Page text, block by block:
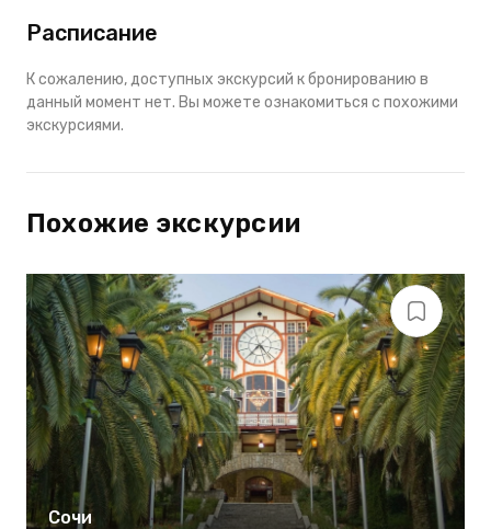
Расписание
К сожалению, доступных экскурсий к бронированию в
данный момент нет. Вы можете ознакомиться с похожими
экскурсиями.
Похожие экскурсии
Сочи